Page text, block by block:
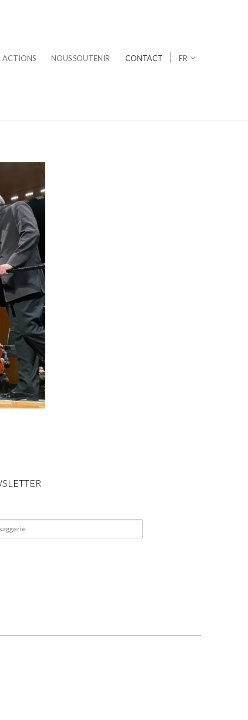
ACTIONS NOUS SOUTENIR CONTACT FR